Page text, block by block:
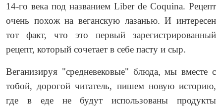
14-го века под названием Liber de Coquina. Рецепт
очень похож на веганскую лазанью. И интересен
тот факт, что это первый зарегистрированный
рецепт, который сочетает в себе пасту и сыр.
Веганизируя "средневековые" блюда, мы вместе с
тобой, дорогой читатель, пишем новую историю,
где в еде не будут использованы продукты